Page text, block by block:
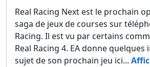
Real Racing Next est le prochain
saga de jeux de courses sur
Racing. Il est vu par certains
Real Racing 4. EA donne
sujet de son prochain jeu ici...